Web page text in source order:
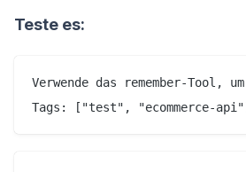
Teste es:
Verwende das remember-Tool,